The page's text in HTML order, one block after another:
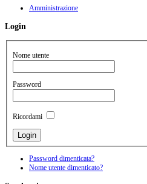
Amministrazione
Login
Nome utente
Password
Ricordami
Password dimenticata?
Nome utente dimenticato?